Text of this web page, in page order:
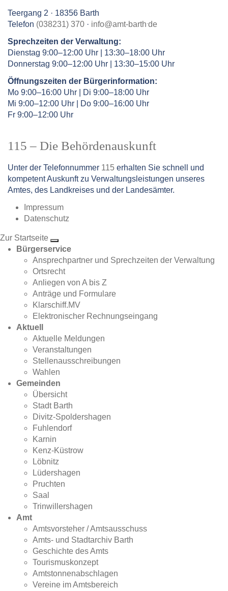
Teergang 2 · 18356 Barth
Telefon (038231) 370 · info@amt-barth de
Sprechzeiten der Verwaltung:
Dienstag 9:00–12:00 Uhr | 13:30–18:00 Uhr
Donnerstag 9:00–12:00 Uhr | 13:30–15:00 Uhr
Öffnungszeiten der Bürgerinformation:
Mo 9:00–16:00 Uhr | Di 9:00–18:00 Uhr
Mi 9:00–12:00 Uhr | Do 9:00–16:00 Uhr
Fr 9:00–12:00 Uhr
115 – Die Behördenauskunft
Unter der Telefonnummer 115 erhalten Sie schnell und
kompetent Auskunft zu Verwaltungsleistungen unseres
Amtes, des Landkreises und der Landesämter.
Impressum
Datenschutz
Zur Startseite
Bürgerservice
Ansprechpartner und Sprechzeiten der Verwaltung
Ortsrecht
Anliegen von A bis Z
Anträge und Formulare
Klarschiff.MV
Elektronischer Rechnungseingang
Aktuell
Aktuelle Meldungen
Veranstaltungen
Stellenausschreibungen
Wahlen
Gemeinden
Übersicht
Stadt Barth
Divitz-Spoldershagen
Fuhlendorf
Karnin
Kenz-Küstrow
Löbnitz
Lüdershagen
Pruchten
Saal
Trinwillershagen
Amt
Amtsvorsteher / Amtsausschuss
Amts- und Stadtarchiv Barth
Geschichte des Amts
Tourismuskonzept
Amtstonnenabschlagen
Vereine im Amtsbereich